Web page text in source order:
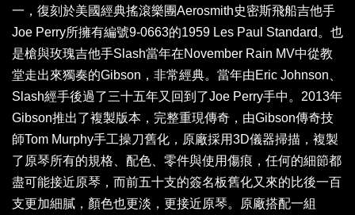
一，復刻於美國經典搖滾樂團Aerosmith史密斯飛船吉他手
Joe Perry所擁有編號9-0663的1959 Les Paul Standard。也
是槍與玫瑰吉他手Slash當年在November Rain MV中從教
堂走出來獨奏的Gibson，非常經典。當年由Eric Johnson、
Slash經手後過了三十五年又回到了Joe Perry手中。2013年
Gibson推出了複製版本，完整重現傳奇，由Gibson傳奇技
師Tom Murphy手工操刀舊化，原廠採用3D儀器掃描，複製
了原琴所有的規格、配色、零件與使用傷痕，任何的細節都
盡可能接近原琴，而前五十支的簽名板舊化又來的比後一百
支更加細膩，顏色也更淡，更接近原琴。原廠搭配一組